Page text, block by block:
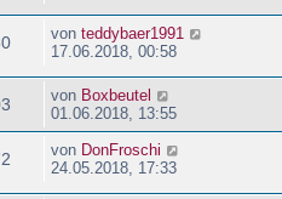
von teddybaer1991
17.06.2018, 00:58
von Boxbeutel
01.06.2018, 13:55
von DonFroschi
24.05.2018, 17:33